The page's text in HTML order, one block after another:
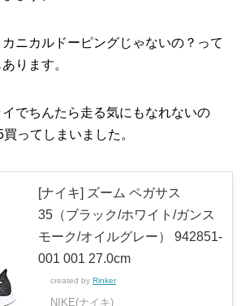
ニカルドーピングじゃないの？って
ります。
でちんたら走る気にもなれないの
ってしまいました。
[ナイキ] ズーム ペガサス
35（ブラック/ホワイト/ガンス
モーク/オイルグレー） 942851-
001 001 27.0cm
created by Rinker
NIKE(ナイキ)